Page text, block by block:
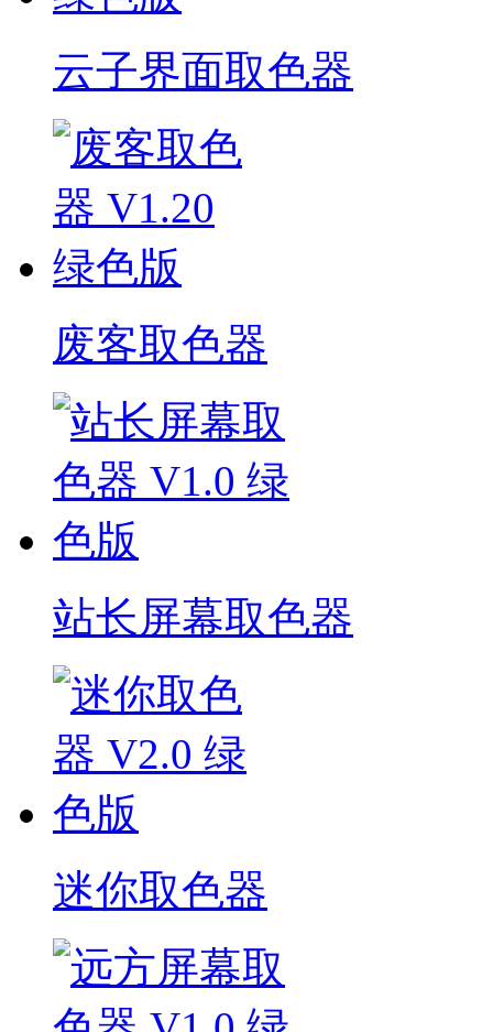
云子界面取色器
废客取色器
站长屏幕取色器
迷你取色器